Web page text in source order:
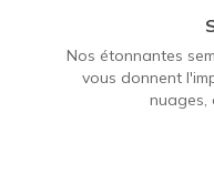
Nos étonnantes
vous donnent
nuages,